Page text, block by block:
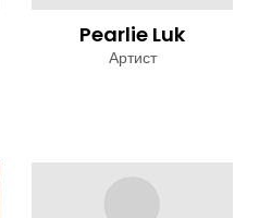
Pearlie Luk
Артист